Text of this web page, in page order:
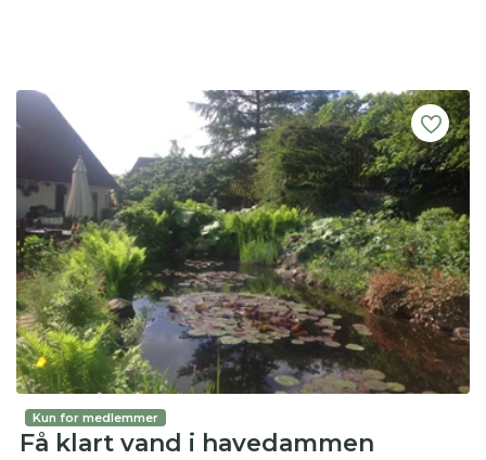
Kun for medlemmer
Få klart vand i havedammen